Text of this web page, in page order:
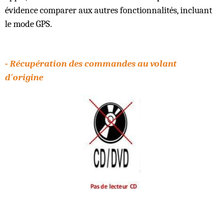
évidence comparer aux autres fonctionnalités, incluant
le mode GPS.
- Récupération des commandes au volant
d'origine